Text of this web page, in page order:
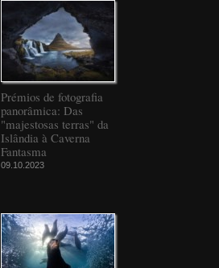
Prémios de fotografia
panorâmica: Das
"majestosas terras" da
Islândia à Caverna
Fantasma
09.10.2023